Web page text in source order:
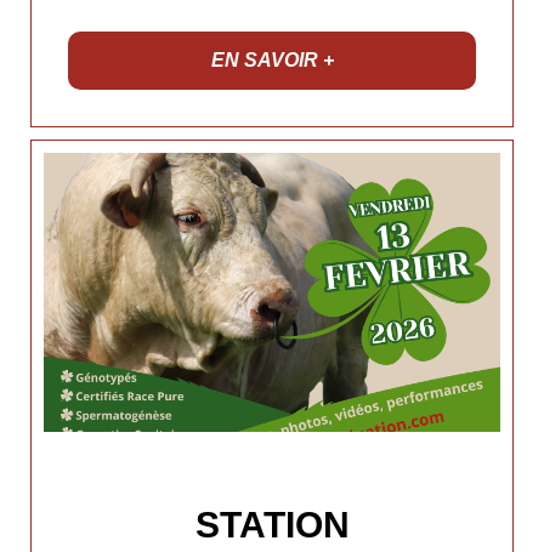
EN SAVOIR +
STATION